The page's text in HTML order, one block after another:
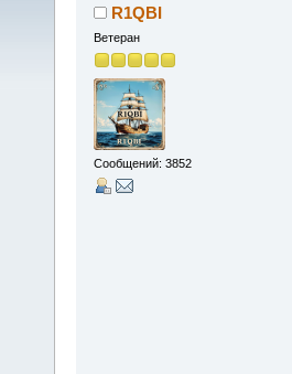
R1QBI
Ветеран
Сообщений: 3852